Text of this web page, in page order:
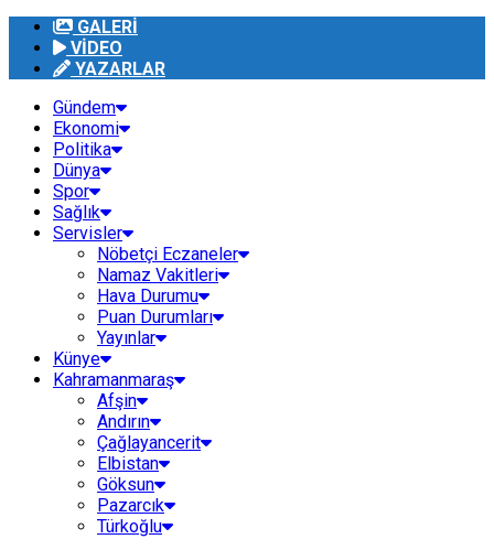
GALERİ
VİDEO
YAZARLAR
Gündem
Ekonomi
Politika
Dünya
Spor
Sağlık
Servisler
Nöbetçi Eczaneler
Namaz Vakitleri
Hava Durumu
Puan Durumları
Yayınlar
Künye
Kahramanmaraş
Afşin
Andırın
Çağlayancerit
Elbistan
Göksun
Pazarcık
Türkoğlu